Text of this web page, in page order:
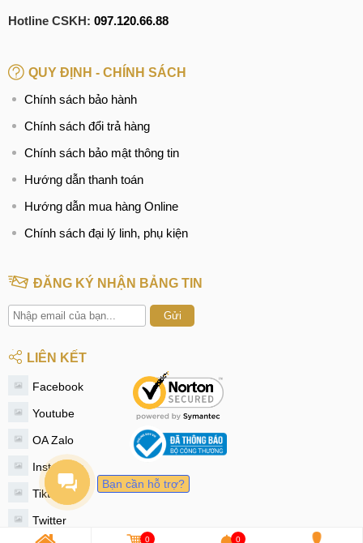
Hotline CSKH: 097.120.66.88
QUY ĐỊNH - CHÍNH SÁCH
Chính sách bảo hành
Chính sách đổi trả hàng
Chính sách bảo mật thông tin
Hướng dẫn thanh toán
Hướng dẫn mua hàng Online
Chính sách đại lý linh, phụ kiện
ĐĂNG KÝ NHẬN BẢNG TIN
Gửi
LIÊN KẾT
Facebook
Youtube
OA Zalo
Instagram
Tiktok
Twitter
0 0
Bạn cần hỗ trợ?